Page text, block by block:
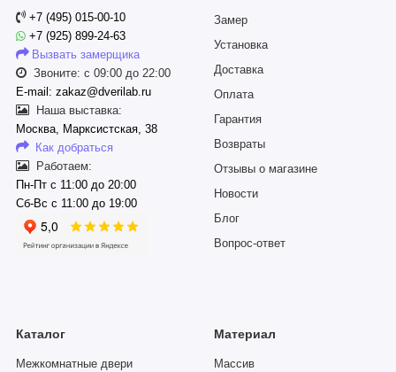
+7 (495) 015-00-10
+7 (925) 899-24-63
Вызвать замерщика
Звоните: с 09:00 до 22:00
E-mail: zakaz@dverilab.ru
Наша выставка:
Москва, Марксистская, 38
Как добраться
Работаем:
Пн-Пт с 11:00 до 20:00
Сб-Вс с 11:00 до 19:00
Замер
Установка
Доставка
Оплата
Гарантия
Возвраты
Отзывы о магазине
Новости
Блог
Вопрос-ответ
Каталог
Межкомнатные двери
Материал
Массив